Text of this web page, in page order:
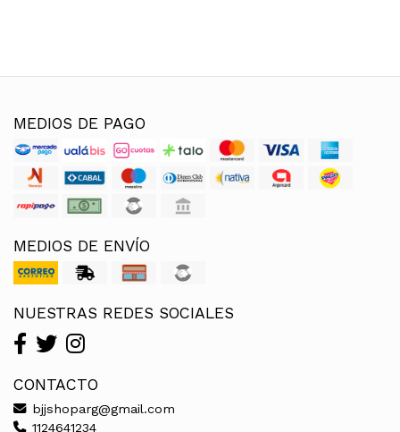
MEDIOS DE PAGO
MEDIOS DE ENVÍO
NUESTRAS REDES SOCIALES
CONTACTO
bjjshoparg@gmail.com
1124641234